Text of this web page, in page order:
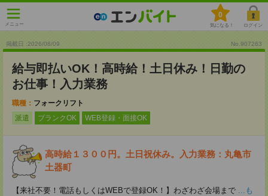
メニュー
0
気になる！ ログイン
掲載日 :2026/08/09 No.907263
給与即払いOK！高時給！土日休み！日勤の
お仕事！入力業務
職種： フォークリフト
派遣
ブランクOK WEB登録・面接OK
高時給１３００円。土日祝休み。入力業務：丸亀市
土器町
【来社不要！電話もしくはWEBで登録OK！】わざわざ会場まで ...も